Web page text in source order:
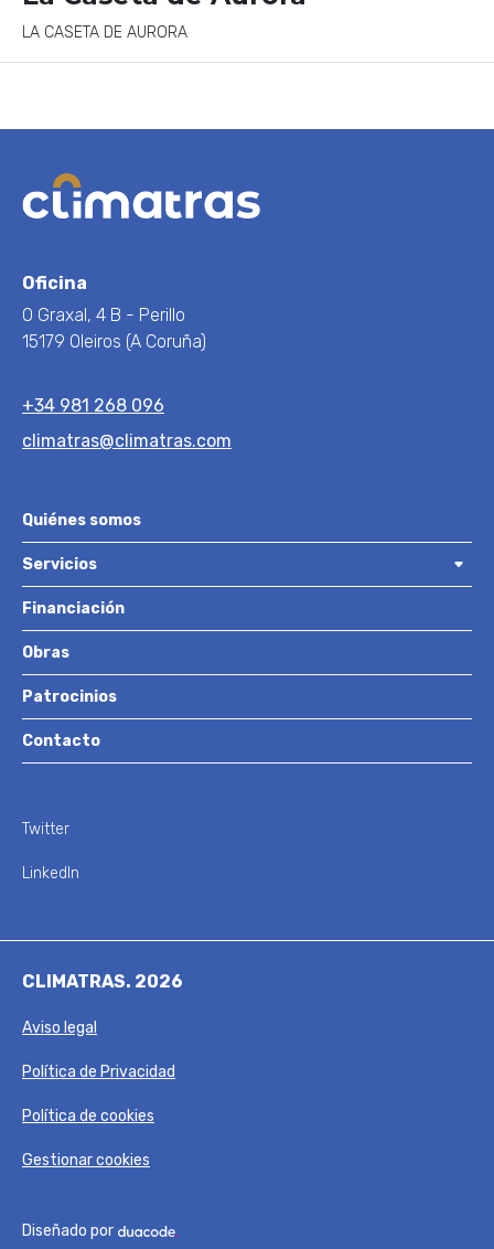
LA CASETA DE AURORA
Oficina
O Graxal, 4 B - Perillo
15179 Oleiros (A Coruña)
+34 981 268 096
climatras@climatras.com
Quiénes somos
Servicios
Financiación
Obras
Patrocinios
Contacto
Twitter
LinkedIn
CLIMATRAS. 2026
Aviso legal
Política de Privacidad
Política de cookies
Gestionar cookies
Diseñado por